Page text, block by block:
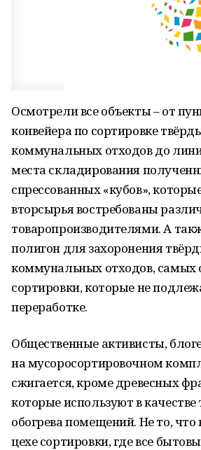
Осмотрели все объекты – от
конвейера по сортировке
коммунальных отходов до
места складирования
спрессованных «кубов»,
вторсырья востребованы
товаропроизводителями. А
полигон для захоронения
коммунальных отходов, самых
сортировки, которые не
переработке.
Общественные активисты,
на мусоросортировочном
сжигается, кроме древесных
которые используют в
обогрева помещений. Не то, что
цехе сортировки, где все